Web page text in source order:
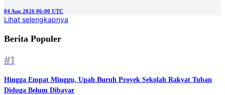
04 Aug 2026 06:00 UTC
Lihat selengkapnya
Berita Populer
#1
Hingga Empat Minggu, Upah Buruh Proyek Sekolah Rakyat Tuban
Diduga Belum Dibayar